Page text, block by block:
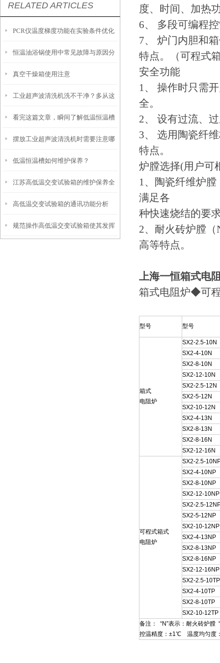
RELATED ARTICLES
PCR仪温度梯度功能在实验条件优化
中的使用技巧
恒温油浴锅使用中常见故障与原因分
析
真空干燥箱使用注意
工业超声波清洗机洗不干净？多从这
些方面找原因
看完这篇文章，瞬间了解低温恒温槽
了！
摆放工业超声波清洗机时需要注意哪
些要点？
低温恒温槽如何维护保养？
江苏高低温交变试验箱的维护保养全
攻略：清洁、校准与系统检查要点
高低温交变试验箱的通讯功能分析
规范操作高低温交变试验箱使其发挥
度、时间、加热
6、 多段可编程
7、 炉门内胆和
特点。（可程式
安全功能
1、 操作时只需
全。
2、 设有过流、
3、 选用陶瓷纤
特点。
炉膛选择(用户可
1、陶瓷纤维炉
满足各
种快速烧结的要
2、耐火砖炉膛
高等特点。
上海一恒箱式电
箱式电阻炉◆可
型号 型号
箱式
电阻炉
SX2-2.5-10N
SX2-4-10N
SX2-8-10N
SX2-12-10N
SX2-2.5-12N
SX2-5-12N
SX2-10-12N
SX2-4-13N
SX2-8-13N
SX2-8-16N
SX2-12-16N
可程式箱式
电阻炉
SX2-2.5-
SX2-4-10NP
SX2-8-10NP
SX2-12-10NP
SX2-2.5-
SX2-5-12NP
SX2-10-12NP
SX2-4-13NP
SX2-8-13NP
SX2-8-16NP
SX2-12-16NP
SX2-2.5-10TP
SX2-4-10TP
SX2-8-10TP
SX2-10-12TP
备注： “N”表示：耐火砖炉膛
控温精度：±1℃ 温度均匀度